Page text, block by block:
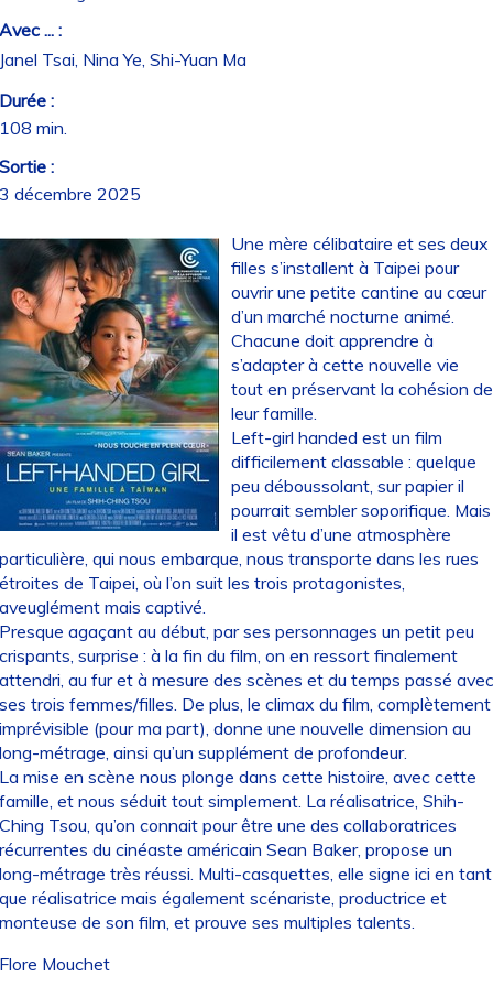
... :
Tsai, Nina Ye, Shi-Yuan Ma
:
min.
:
décembre 2025
Une mère célibataire et ses deux
filles s’installent à Taipei pour
ouvrir une petite cantine au cœur
d’un marché nocturne animé.
Chacune doit apprendre à
s’adapter à cette nouvelle vie
tout en préservant la cohésion de
leur famille.
Left-girl handed est un film
difficilement classable : quelque
peu déboussolant, sur papier il
pourrait sembler soporifique. Mais
il est vêtu d’une atmosphère
qui nous embarque, nous transporte dans les rues
de Taipei, où l’on suit les trois protagonistes,
mais captivé.
agaçant au début, par ses personnages un petit peu
surprise : à la fin du film, on en ressort finalement
au fur et à mesure des scènes et du temps passé avec
trois femmes/filles. De plus, le climax du film, complètement
(pour ma part), donne une nouvelle dimension au
métrage, ainsi qu’un supplément de profondeur.
mise en scène nous plonge dans cette histoire, avec cette
et nous séduit tout simplement. La réalisatrice, Shih-
Tsou, qu’on connait pour être une des collaboratrices
du cinéaste américain Sean Baker, propose un
métrage très réussi. Multi-casquettes, elle signe ici en tant
réalisatrice mais également scénariste, productrice et
de son film, et prouve ses multiples talents.
Mouchet